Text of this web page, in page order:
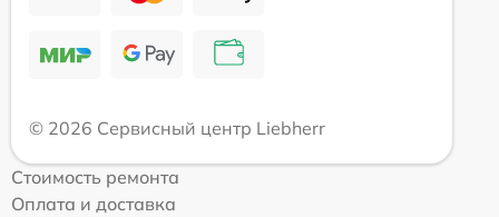
© 2026 Сервисный центр Liebherr
Стоимость ремонта
Оплата и доставка